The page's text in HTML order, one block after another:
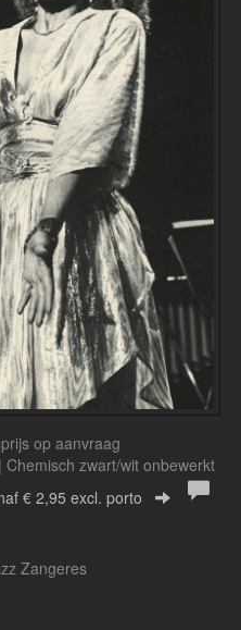
op aanvraag
zwart/wit onbewerkt
€ 2,95 excl. porto
Zangeres